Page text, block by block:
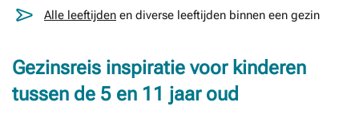
Alle leeftijden en diverse leeftijden binnen een gezin
Gezinsreis inspiratie voor kinderen
tussen de 5 en 11 jaar oud